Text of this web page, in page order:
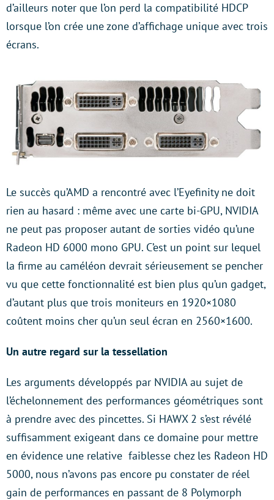
d’ailleurs noter que l’on perd la compatibilité HDCP
lorsque l’on crée une zone d’affichage unique avec trois
écrans.
Le succès qu’AMD a rencontré avec l’Eyefinity ne doit
rien au hasard : même avec une carte bi-GPU, NVIDIA
ne peut pas proposer autant de sorties vidéo qu’une
Radeon HD 6000 mono GPU. C’est un point sur lequel
la firme au caméléon devrait sérieusement se pencher
vu que cette fonctionnalité est bien plus qu’un gadget,
d’autant plus que trois moniteurs en 1920×1080
coûtent moins cher qu’un seul écran en 2560×1600.
Un autre regard sur la tessellation
Les arguments développés par NVIDIA au sujet de
l’échelonnement des performances géométriques sont
à prendre avec des pincettes. Si HAWX 2 s’est révélé
suffisamment exigeant dans ce domaine pour mettre
en évidence une relative faiblesse chez les Radeon HD
5000, nous n’avons pas encore pu constater de réel
gain de performances en passant de 8 Polymorph